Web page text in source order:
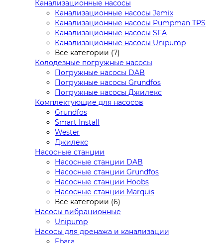
Канализационные насосы
Канализационные насосы Jemix
Канализационные насосы Pumpman TPS
Канализационные насосы SFA
Канализационные насосы Unipump
Все категории (7)
Колодезные погружные насосы
Погружные насосы DAB
Погружные насосы Grundfos
Погружные насосы Джилекс
Комплектующие для насосов
Grundfos
Smart Install
Wester
Джилекс
Насосные станции
Насосные станции DAB
Насосные станции Grundfos
Насосные станции Hoobs
Насосные станции Marquis
Все категории (6)
Насосы вибрационные
Unipump
Насосы для дренажа и канализации